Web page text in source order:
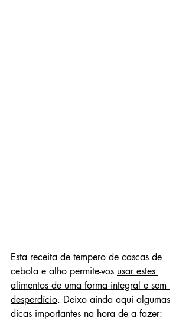
Esta receita de tempero de cascas de
cebola e alho permite-vos usar estes
alimentos de uma forma integral e sem
desperdício. Deixo ainda aqui algumas
dicas importantes na hora de a fazer: